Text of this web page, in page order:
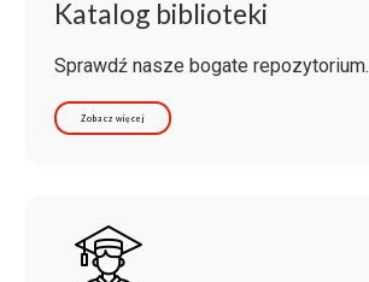
Katalog biblioteki
Sprawdź nasze bogate repozytorium.
Zobacz więcej